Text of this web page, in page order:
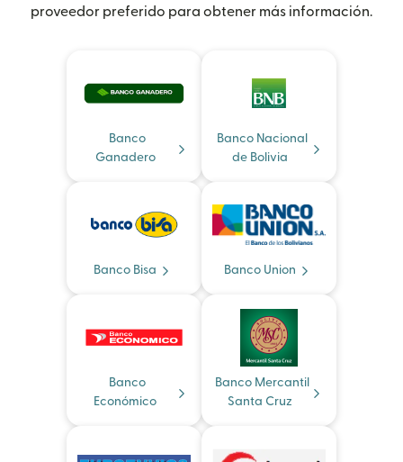
proveedor preferido para obtener más información.
Banco
Ganadero
Banco Nacional
de Bolivia
Banco Bisa Banco Union
Banco
Económico
Banco Mercantil
Santa Cruz